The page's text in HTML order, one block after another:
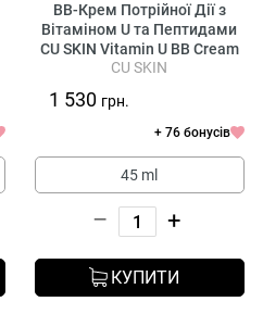
BB-Крем Потрійної Дії з
Вітаміном U та Пептидами
CU SKIN Vitamin U BB Cream
SPF 28 Pa++
CU SKIN
1 530 грн.
+ 76 бонусів
45 ml
– +
КУПИТИ